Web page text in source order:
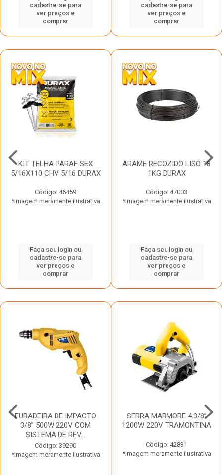
cadastre-se para
ver preços e
comprar
cadastre-se para
ver preços e
comprar
KIT TELHA PARAF SEX
5/16X110 CHV 5/16 DURAX
Código: 46459
*Imagem meramente ilustrativa
Faça seu login ou
cadastre-se para
ver preços e
comprar
ARAME RECOZIDO LISO 18
1KG DURAX
Código: 47003
*Imagem meramente ilustrativa
Faça seu login ou
cadastre-se para
ver preços e
comprar
FURADEIRA DE IMPACTO
3/8” 500W 220V COM
SISTEMA DE REV...
Código: 39290
*Imagem meramente ilustrativa
SERRA MARMORE 4.3/8”
1200W 220V TRAMONTINA
Código: 42831
*Imagem meramente ilustrativa